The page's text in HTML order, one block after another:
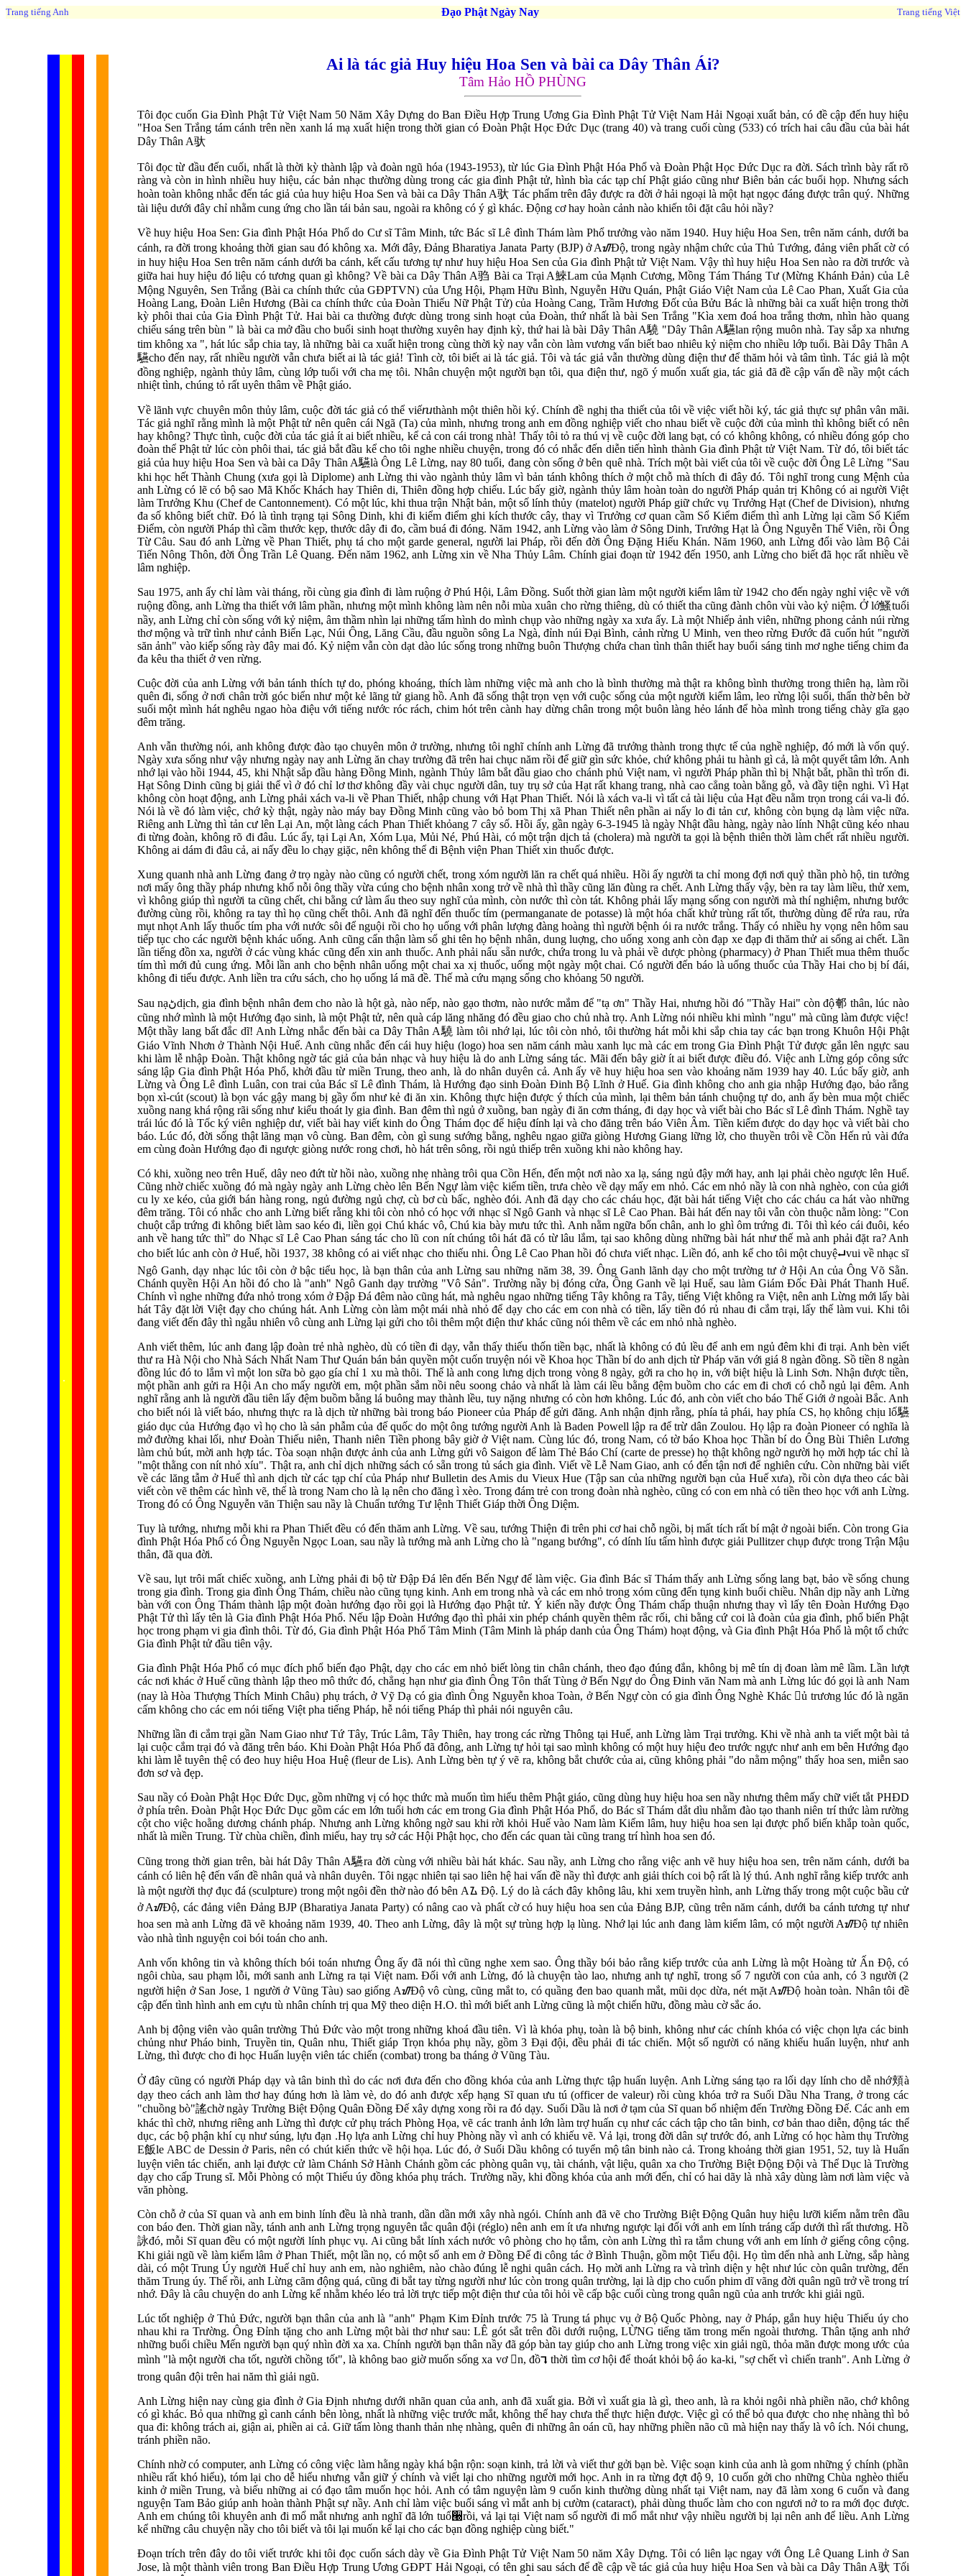
Trang tiếng Anh Đạo Phật Ngày Nay Trang tiếng Việt
.
Ai là tác giả Huy hiệu Hoa Sen và bài ca Dây Thân Ái?
Tâm Hảo HỒ PHÙNG
Tôi đọc cuốn Gia Đình Phật Tử Việt Nam 50 Năm Xây Dựng do Ban Điều Hợp Trung Ương Gia Đình Phật Tử Việt Nam Hải Ngoại xuất bản, có đề cập đến huy hiệu
"Hoa Sen Trắng tám cánh trên nền xanh lá mạ xuất hiện trong thời gian có Đoàn Phật Học Đức Dục (trang 40) và trang cuối cùng (533) có trích hai câu đầu của bài hát
Dây Thân A驮
Tôi đọc từ đầu đến cuối, nhất là thời kỳ thành lập và đoàn ngũ hóa (1943-1953), từ lúc Gia Đình Phật Hóa Phổ và Đoàn Phật Học Đức Dục ra đời. Sách trình bày rất rõ
ràng và còn in hình nhiều huy hiệu, các bản nhạc thường dùng trong các gia đình Phật tử, hình bìa các tạp chí Phật giáo cũng như Biên bản các buổi họp. Nhưng sách
hoàn toàn không nhắc đến tác giả của huy hiệu Hoa Sen và bài ca Dây Thân A驮 Tác phẩm trên đây được ra đời ở hải ngoại là một hạt ngọc đáng được trân quý. Những
tài liệu dưới đây chỉ nhằm cung ứng cho lần tái bản sau, ngoài ra không có ý gì khác. Động cơ hay hoàn cảnh nào khiến tôi đặt câu hỏi nầy?
Về huy hiệu Hoa Sen: Gia đình Phật Hóa Phổ do Cư sĩ Tâm Minh, tức Bác sĩ Lê đình Thám làm Phổ trưởng vào năm 1940. Huy hiệu Hoa Sen, trên năm cánh, dưới ba
cánh, ra đời trong khoảng thời gian sau đó không xa. Mới đây, Đảng Bharatiya Janata Party (BJP) ở AᮠĐộ, trong ngày nhậm chức của Thủ Tướng, đảng viên phất cờ có
in huy hiệu Hoa Sen trên năm cánh dưới ba cánh, kết cấu tương tự như huy hiệu Hoa Sen của Gia đình Phật tử Việt Nam. Vậy thì huy hiệu Hoa Sen nào ra đời trước và
giữa hai huy hiệu đó liệu có tương quan gì không? Về bài ca Dây Thân A驺 Bài ca Trại A鯠Lam của Mạnh Cương, Mồng Tám Tháng Tư (Mừng Khánh Đản) của Lê
Mộng Nguyên, Sen Trắng (Bài ca chính thức của GĐPTVN) của Ưng Hội, Phạm Hữu Bình, Nguyễn Hữu Quán, Phật Giáo Việt Nam của Lê Cao Phan, Xuất Gia của
Hoàng Lang, Đoàn Liên Hương (Bài ca chính thức của Đoàn Thiếu Nữ Phật Tử) của Hoàng Cang, Trầm Hương Đốt của Bửu Bác là những bài ca xuất hiện trong thời
kỳ phôi thai của Gia Đình Phật Tử. Hai bài ca thường được dùng trong sinh hoạt của Đoàn, thứ nhất là bài Sen Trắng "Kìa xem đoá hoa trắng thơm, nhìn hào quang
chiếu sáng trên bùn " là bài ca mở đầu cho buổi sinh hoạt thường xuyên hay định kỳ, thứ hai là bài Dây Thân A驍 "Dây Thân A驠lan rộng muôn nhà. Tay sắp xa nhưng
tim không xa ", hát lúc sắp chia tay, là những bài ca xuất hiện trong cùng thời kỳ nay vẫn còn làm vương vấn biết bao nhiêu kỷ niệm cho nhiều lớp tuổi. Bài Dây Thân A
驠cho đến nay, rất nhiều người vẫn chưa biết ai là tác giả! Tình cờ, tôi biết ai là tác giả. Tôi và tác giả vẫn thường dùng điện thư để thăm hỏi và tâm tình. Tác giả là một
đồng nghiệp, ngành thủy lâm, cùng lớp tuổi với cha mẹ tôi. Nhân chuyện một người bạn tôi, qua điện thư, ngõ ý muốn xuất gia, tác giả đã đề cập vấn đề nầy một cách
nhiệt tình, chúng tỏ rất uyên thâm về Phật giáo.
Về lãnh vực chuyên môn thủy lâm, cuộc đời tác giả có thể viếⴠthành một thiên hồi ký. Chính đề nghị tha thiết của tôi về việc viết hồi ký, tác giả thực sự phân vân mãi.
Tác giả nghĩ rằng mình là một Phật tử nên quên cái Ngã (Ta) của mình, nhưng trong anh em đồng nghiệp viết cho nhau biết về cuộc đời của mình thì không biết có nên
hay không? Thực tình, cuộc đời của tác giả ít ai biết nhiều, kể cả con cái trong nhà! Thấy tôi tỏ ra thú vị về cuộc đời lang bạt, có có không không, có nhiều đóng góp cho
đoàn thể Phật tử lúc còn phôi thai, tác giả bắt đầu kể cho tôi nghe nhiều chuyện, trong đó có nhắc đến diễn tiến hình thành Gia đình Phật tử Việt Nam. Từ đó, tôi biết tác
giả của huy hiệu Hoa Sen và bài ca Dây Thân A驠là Ông Lê Lừng, nay 80 tuổi, đang còn sống ở bên quê nhà. Trích một bài viết của tôi về cuộc đời Ông Lê Lừng "Sau
khi học hết Thành Chung (xưa gọi là Diplome) anh Lừng thi vào ngành thủy lâm vì bản tánh không thích ở một chỗ mà thích đi đây đó. Tôi nghĩ trong cung Mệnh của
anh Lừng có lẽ có bộ sao Mã Khốc Khách hay Thiên di, Thiên đồng hợp chiếu. Lúc bấy giờ, ngành thủy lâm hoàn toàn do người Pháp quản trị Không có ai người Việt
làm Trưởng Khu (Chef de Cantonnement). Có một lúc, khi thua trận Nhật bản, một số lính thủy (matelot) người Pháp giữ chức vụ Trưởng Hạt (Chef de Division), nhưng
đa số không biết chữ. Đó là tình trạng tại Sông Dinh, khi đi kiểm điểm ghi kích thước cây, thay vì Trưởng cơ quan cầm Sổ Kiểm điểm thì anh Lừng lại cầm Sổ Kiểm
Điểm, còn người Pháp thì cầm thước kẹp, thước dây đi đo, cầm buá đi đóng. Năm 1942, anh Lừng vào làm ở Sông Dinh, Trưởng Hạt là Ông Nguyễn Thế Viên, rồi Ông
Từ Câu. Sau đó anh Lừng về Phan Thiết, phụ tá cho một garde general, người lai Pháp, rồi đến đời Ông Đặng Hiếu Khán. Năm 1960, anh Lừng đổi vào làm Bộ Cải
Tiến Nông Thôn, đời Ông Trần Lê Quang. Đến năm 1962, anh Lừng xin về Nha Thủy Lâm. Chính giai đoạn từ 1942 đến 1950, anh Lừng cho biết đã học rất nhiều về
lâm nghiệp.
Sau 1975, anh ấy chỉ làm vài tháng, rồi cùng gia đình đi làm ruộng ở Phú Hội, Lâm Đồng. Suốt thời gian làm một người kiểm lâm từ 1942 cho đến ngày nghỉ việc về với
ruộng đồng, anh Lừng tha thiết với lâm phần, nhưng một mình không làm nên nỗi mùa xuân cho rừng thiêng, dù có thiết tha cũng đành chôn vùi vào kỷ niệm. Ở lớ鰠tuổi
nầy, anh Lừng chỉ còn sống với kỷ niệm, âm thầm nhìn lại những tấm hình do mình chụp vào những ngày xa xưa ấy. Là một Nhiếp ảnh viên, những phong cảnh núi rừng
thơ mộng và trữ tình như cảnh Biển Lạc, Núi Ông, Lăng Cầu, đầu nguồn sông La Ngà, đỉnh núi Đại Bình, cảnh rừng U Minh, ven theo rừng Đước đã cuốn hút "người
săn ảnh" vào kiếp sống rày đây mai đó. Kỷ niệm vẫn còn dạt dào lúc sống trong những buôn Thượng chứa chan tình thân thiết hay buổi sáng tinh mơ nghe tiếng chim đa
đa kêu tha thiết ở ven rừng.
Cuộc đời của anh Lừng với bản tánh thích tự do, phóng khoáng, thích làm những việc mà anh cho là bình thường mà thật ra không bình thường trong thiên hạ, làm rồi
quên đi, sống ở nơi chân trời góc biển như một kẻ lãng tử giang hồ. Anh đã sống thật trọn vẹn với cuộc sống của một người kiểm lâm, leo rừng lội suối, thẩn thờ bên bờ
suối một mình hát nghêu ngao hòa điệu với tiếng nước róc rách, chim hót trên cành hay dừng chân trong một buôn làng hẻo lánh để hòa mình trong tiếng chày gĩa gạo
đêm trăng.
Anh vẫn thường nói, anh không được đào tạo chuyên môn ở trường, nhưng tôi nghĩ chính anh Lừng đã trưởng thành trong thực tế của nghề nghiệp, đó mới là vốn quý.
Ngày xưa sống như vậy nhưng ngày nay anh Lừng ăn chay trường đã trên hai chục năm rồi để giữ gìn sức khỏe, chứ không phải tu hành gì cả, là một quyết tâm lớn. Anh
nhớ lại vào hồi 1944, 45, khi Nhật sắp đầu hàng Đồng Minh, ngành Thủy lâm bắt đầu giao cho chánh phủ Việt nam, vì người Pháp phần thì bị Nhật bắt, phần thì trốn đi.
Hạt Sông Dinh cũng bị giải thể vì ở đó chỉ lơ thơ không đầy vài chục người dân, tuy trụ sở của Hạt rất khang trang, nhà cao cẳng toàn bằng gỗ, và đầy tiện nghi. Vì Hạt
không còn hoạt động, anh Lừng phải xách va-li về Phan Thiết, nhập chung với Hạt Phan Thiết. Nói là xách va-li vì tất cả tài liệu của Hạt đều nằm trọn trong cái va-li đó.
Nói là về đó làm việc, chớ kỳ thật, ngày nào máy bay Đồng Minh cũng vào bỏ bom Thị xã Phan Thiết nên phần ai nấy lo đi tản cư, không còn bụng dạ làm việc nữa.
Riêng anh Lừng thì tản cư lên Lại An, một làng cách Phan Thiết khỏang 7 cây số. Hồi ấy, gần ngày 6-3-1945 là ngày Nhật đầu hàng, ngày nào lính Nhật cũng kéo nhau
đi từng đoàn, không rõ đi đâu. Lúc ấy, tại Lại An, Xóm Lụa, Mủi Né, Phú Hài, có một trận dịch tả (cholera) mà người ta gọi là bệnh thiên thời làm chết rất nhiều người.
Không ai dám đi đâu cả, ai nấy đều lo chạy giặc, nên không thể đi Bệnh viện Phan Thiết xin thuốc được.
Xung quanh nhà anh Lừng đang ở trọ ngày nào cũng có người chết, trong xóm người lăn ra chết quá nhiều. Hồi ấy người ta chỉ mong đợi nơi quỷ thần phò hộ, tin tưởng
nơi mấy ông thầy pháp nhưng khổ nỗi ông thầy vừa cúng cho bệnh nhân xong trở về nhà thì thầy cũng lăn đùng ra chết. Anh Lừng thấy vậy, bèn ra tay làm liều, thử xem,
vì không giúp thì người ta cũng chết, chi bằng cứ làm ẩu theo suy nghĩ của mình, còn nước thì còn tát. Không phải lấy mạng sống con người mà thí nghiệm, nhưng bước
đường cùng rồi, không ra tay thì họ cũng chết thôi. Anh đã nghĩ đến thuốc tím (permanganate de potasse) là một hóa chất khử trùng rất tốt, thường dùng để rửa rau, rửa
mụt nhọt Anh lấy thuốc tím pha với nước sôi để nguội rồi cho họ uống với phân lượng đàng hoàng thì người bệnh ói ra nước trắng. Thấy có nhiều hy vọng nên hôm sau
tiếp tục cho các người bệnh khác uống. Anh cũng cẩn thận làm sổ ghi tên họ bệnh nhân, dung luợng, cho uống xong anh còn đạp xe đạp đi thăm thử ai sống ai chết. Lần
lần tiếng đồn xa, người ở các vùng khác cũng đến xin anh thuốc. Anh phải nấu sẵn nước, chứa trong lu và phải về dược phòng (pharmacy) ở Phan Thiết mua thêm thuốc
tím thì mới đủ cung ứng. Mỗi lần anh cho bệnh nhân uống một chai xa xị thuốc, uống một ngày một chai. Có người đến báo là uống thuốc của Thầy Hai cho bị bí đái,
không đi tiểu được. Anh liền tra cứu sách, cho họ uống lá mã đề. Thế mà cứu mạng sống cho khỏang 50 người.
Sau nạﮠdịch, gia đình bệnh nhân đem cho nào là hột gà, nào nếp, nào gạo thơm, nào nước mắm để "tạ ơn" Thầy Hai, nhưng hồi đó "Thầy Hai" còn độ䣍 thân, lúc nào
cũng nhớ mình là một Hướng đạo sinh, là một Phật tử, nên quà cáp lăng nhăng đó đều giao cho chủ nhà trọ. Anh Lừng nói nhiều khi mình "ngu" mà cũng làm được việc!
Một thầy lang bất đắc dĩ! Anh Lừng nhắc đến bài ca Dây Thân A驍làm tôi nhớ lại, lúc tôi còn nhỏ, tôi thường hát mỗi khi sắp chia tay các bạn trong Khuôn Hội Phật
Giáo Vĩnh Nhơn ở Thành Nội Huế. Anh cũng nhắc đến cái huy hiệu (logo) hoa sen năm cánh màu xanh lục mà các em trong Gia Đình Phật Tử được gắn lên ngực sau
khi làm lễ nhập Đoàn. Thật không ngờ tác giả của bản nhạc và huy hiệu là do anh Lừng sáng tác. Mãi đến bây giờ ít ai biết được điều đó. Việc anh Lừng góp công sức
sáng lập Gia đình Phật Hóa Phổ, khởi đầu từ miền Trung, theo anh, là do nhân duyên cả. Anh ấy vẽ huy hiệu hoa sen vào khoảng năm 1939 hay 40. Lúc bấy giờ, anh
Lừng và Ông Lê đình Luân, con trai của Bác sĩ Lê đình Thám, là Hướng đạo sinh Đoàn Đinh Bộ Lĩnh ở Huế. Gia đình không cho anh gia nhập Hướng đạo, bảo rằng
bọn xì-cút (scout) là bọn vác gậy mang bị gầy ốm như kẻ đi ăn xin. Không thực hiện được ý thích của mình, lại thêm bản tánh chuộng tự do, anh ấy bèn mua một chiếc
xuồng nang khá rộng rãi sống như kiểu thoát ly gia đình. Ban đêm thì ngủ ở xuồng, ban ngày đi ăn cơm tháng, đi dạy học và viết bài cho Bác sĩ Lê đình Thám. Nghề tay
trái lúc đó là Tốc ký viên nghiệp dư, viết bài hay viết kinh do Ông Thám đọc để hiệu đính lại và cho đăng trên báo Viên Âm. Tiền kiếm được do dạy học và viết bài cho
báo. Lúc đó, đời sống thật lãng mạn vô cùng. Ban đêm, còn gì sung sướng bằng, nghêu ngao giữa giòng Hương Giang lững lờ, cho thuyền trôi về Cồn Hến rủ vài đứa
em cùng đoàn Hướng đạo đi ngược giòng nước rong chơi, hò hát trên sông, rồi ngủ thiếp trên xuồng khi nào không hay.
Có khi, xuồng neo trên Huế, dây neo đứt từ hồi nào, xuồng nhẹ nhàng trôi qua Cồn Hến, đến một nơi nào xa lạ, sáng ngủ đậy mới hay, anh lại phải chèo ngược lên Huế.
Cũng nhờ chiếc xuồng đó mà ngày ngày anh Lừng chèo lên Bến Ngự làm việc kiếm tiền, trưa chèo về dạy mấy em nhỏ. Các em nhỏ nầy là con nhà nghèo, con của giới
cu ly xe kéo, của giới bán hàng rong, ngủ đường ngủ chợ, cù bơ cù bấc, nghèo đói. Anh đã dạy cho các cháu học, đặt bài hát tiếng Việt cho các cháu ca hát vào những
đêm trăng. Tôi có nhắc cho anh Lừng biết rằng khi tôi còn nhỏ có học với nhạc sĩ Ngô Ganh và nhạc sĩ Lê Cao Phan. Bài hát đến nay tôi vẫn còn thuộc nằm lòng: "Con
chuột cắp trứng đi không biết làm sao kéo đi, liền gọi Chú khác vô, Chú kia bày mưu tức thì. Anh nằm ngữa bốn chân, anh lo ghì ôm trứng đi. Tôi thì kéo cái đuôi, kéo
anh về hang tức thì" do Nhạc sĩ Lê Cao Phan sáng tác cho lũ con nít chúng tôi hát đã có từ lâu lắm, tại sao không dùng những bài hát như thế mà anh phải đặt ra? Anh
cho biết lúc anh còn ở Huế, hồi 1937, 38 không có ai viết nhạc cho thiếu nhi. Ông Lê Cao Phan hồi đó chưa viết nhạc. Liền đó, anh kể cho tôi một chuyệ⮠vui về nhạc sĩ
Ngô Ganh, dạy nhạc lúc tôi còn ở bậc tiểu học, là bạn thân của anh Lừng sau những năm 38, 39. Ông Ganh lãnh dạy cho một trường tư ở Hội An của Ông Võ Sằn.
Chánh quyền Hội An hồi đó cho là "anh" Ngô Ganh dạy trường "Vô Sản". Trường nầy bị đóng cửa, Ông Ganh về lại Huế, sau làm Giám Đốc Đài Phát Thanh Huế.
Chính vì nghe những đứa nhỏ trong xóm ở Đập Đá đêm nào cũng hát, mà nghêu ngao những tiếng Tây không ra Tây, tiếng Việt không ra Việt, nên anh Lừng mới lấy bài
hát Tây đặt lời Việt đạy cho chúng hát. Anh Lừng còn làm một mái nhà nhỏ để dạy cho các em con nhà có tiền, lấy tiền đó rủ nhau đi cắm trại, lấy thế làm vui. Khi tôi
đang viết đến đây thì ngẫu nhiên vô cùng anh Lừng lại gửi cho tôi thêm một điện thư khác cũng nói thêm về các em nhỏ nhà nghèo.
Anh viết thêm, lúc anh đang lập đoàn trẻ nhà nghèo, dù có tiền đi dạy, vẫn thấy thiếu thốn tiền bạc, nhất là không có đủ lều để anh em ngủ đêm khi đi trại. Anh bèn viết
thư ra Hà Nội cho Nhà Sách Nhất Nam Thư Quán bán bản quyền một cuốn truyện nói về Khoa học Thần bí do anh dịch từ Pháp văn với giá 8 ngàn đồng. Sồ tiền 8 ngàn
đồng lúc đó to lắm vì một lon sữa bò gạo gía chỉ 1 xu mà thôi. Thế là anh cong lưng dịch trong vòng 8 ngày, gởi ra cho họ in, với biệt hiệu là Linh Sơn. Nhận được tiền,
một phần anh gửi ra Hội An cho mấy người em, một phần sắm nồi nêu soong chảo và nhất là làm cái lều bằng đệm buồm cho các em đi chơi có chỗ ngủ lại đêm. Anh
nghĩ rằng anh là người đầu tiên lấy đệm buồm bằng lá buông may thành lều, tuy nặng nhưng có còn hơn không. Lúc đó, anh còn viết cho báo Thế Giới ở ngoài Bắc. Anh
cho biết nói là viết báo, nhưng thực ra là dịch từ những bài trong báo Pioneer của Pháp để gửi đăng. Anh nhận định rằng, phía tả phái, hay phía CS, họ không chịu lố驠
giáo dục của Hướng đạo vì họ cho là sản phẫm của đế quốc do một ông tướng người Anh là Baden Powell lập ra để trừ dân Zoulou. Họ lập ra đoàn Pioneer có nghĩa là
mở đường khai lối, như Đoàn Thiếu niên, Thanh niên Tiền phong bây giờ ở Việt nam. Cùng lúc đó, trong Nam, có tờ báo Khoa học Thần bí do Ông Bùi Thiên Lương
làm chủ bút, mời anh hợp tác. Tòa soạn nhận được ảnh của anh Lừng gửi vô Saigon để làm Thẻ Báo Chí (carte de presse) họ thật không ngờ người họ mời hợp tác chỉ là
"một thằng con nít nhỏ xíu". Thật ra, anh chỉ dịch những sách có sẵn trong tủ sách gia đình. Viết về Lễ Nam Giao, anh có đến tận nơi để nghiên cứu. Còn những bài viết
về các lăng tẫm ở Huế thì anh dịch từ các tạp chí của Pháp như Bulletin des Amis du Vieux Hue (Tập san của những người bạn của Huế xưa), rồi còn dựa theo các bài
viết còn vẽ thêm các hình vẽ, thế là trong Nam cho là lạ nên cho đăng ì xèo. Trong đám trẻ con trong đoàn nhà nghèo, cũng có con em nhà có tiền theo học với anh Lừng.
Trong đó có Ông Nguyễn văn Thiện sau nầy là Chuẩn tướng Tư lệnh Thiết Giáp thời Ông Diệm.
Tuy là tướng, nhưng mỗi khi ra Phan Thiết đều có đến thăm anh Lừng. Về sau, tướng Thiện đi trên phi cơ hai chỗ ngồi, bị mất tích rất bí mật ở ngoài biển. Còn trong Gia
đình Phật Hóa Phổ có Ông Nguyễn Ngọc Loan, sau nầy là tướng mà anh Lừng cho là "ngang bướng", có dính líu tấm hình được giải Pullitzer chụp được trong Trận Mậu
thân, đã qua đời.
Về sau, lụt trôi mất chiếc xuồng, anh Lừng phải đi bộ từ Đập Đá lên đến Bến Ngự để làm việc. Gia đình Bác sĩ Thám thấy anh Lừng sống lang bạt, bảo về sống chung
trong gia đình. Trong gia đình Ông Thám, chiều nào cũng tụng kinh. Anh em trong nhà và các em nhỏ trong xóm cũng đến tụng kinh buổi chiều. Nhân dịp nầy anh Lừng
bàn với con Ông Thám thành lập một đoàn hướng đạo rồi gọi là Hướng đạo Phật tử. Ý kiến nầy được Ông Thám chấp thuận nhưng thay vì lấy tên Đoàn Hướng Đạo
Phật Tử thì lấy tên là Gia đình Phật Hóa Phổ. Nếu lập Đoàn Hướng đạo thì phải xin phép chánh quyền thêm rắc rối, chi bằng cứ coi là đoàn của gia đình, phổ biến Phật
học trong phạm vi gia đình thôi. Từ đó, Gia đình Phật Hóa Phổ Tâm Minh (Tâm Minh là pháp danh của Ông Thám) hoạt động, và Gia đình Phật Hóa Phổ là một tổ chức
Gia đình Phật tử đầu tiên vậy.
Gia đình Phật Hóa Phổ có mục đích phổ biến đạo Phật, dạy cho các em nhỏ biết lòng tin chân chánh, theo đạo đúng đắn, không bị mê tín dị đoan làm mê lầm. Lần lượt
các nơi khác ở Huế cũng thành lập theo mô thức đó, chẳng hạn như gia đình Ông Tôn thất Tùng ở Bến Ngự do Ông Đinh văn Nam mà anh Lừng lúc đó gọi là anh Nam
(nay là Hòa Thượng Thích Minh Châu) phụ trách, ở Vỹ Dạ có gia đình Ông Nguyễn khoa Toàn, ở Bến Ngự còn có gia đình Ông Nghè Khác ủ trương lúc đó là ngăn
cấm không cho các em nói tiếng Việt pha tiếng Pháp, hễ nói tiếng Pháp thì phải nói nguyên câu.
Những lần đi cắm trại gần Nam Giao như Tứ Tây, Trúc Lâm, Tây Thiên, hay trong các rừng Thông tại Huế, anh Lừng làm Trại trưởng. Khi về nhà anh ta viết một bài tả
lại cuộc cắm trại đó và đăng trên báo. Khi Đoàn Phật Hóa Phổ đã đông, anh Lừng tự hỏi tại sao mình không có một huy hiệu đeo trước ngực như anh em bên Hướng đạo
khi làm lễ tuyên thệ có đeo huy hiệu Hoa Huệ (fleur de Lis). Anh Lừng bèn tự ý vẽ ra, không bắt chước của ai, cũng không phải "do nằm mộng" thấy hoa sen, miễn sao
đơn sơ và đẹp.
Sau nầy có Đoàn Phật Học Đức Dục, gồm những vị có học thức mà muốn tìm hiểu thêm Phật giáo, cũng dùng huy hiệu hoa sen nầy nhưng thêm mấy chữ viết tắt PHĐD
ở phía trên. Đoàn Phật Học Đức Dục gồm các em lớn tuổi hơn các em trong Gia đình Phật Hóa Phổ, do Bác sĩ Thám dắt dìu nhằm đào tạo thanh niên trí thức làm rường
cột cho việc hoằng dương chánh pháp. Nhưng anh Lừng không ngờ sau khi rời khỏi Huế vào Nam làm Kiểm lâm, huy hiệu hoa sen lại được phổ biến khắp toàn quốc,
nhất là miền Trung. Từ chùa chiền, đình miếu, hay trụ sở các Hội Phật học, cho đến các quan tài cũng trang trí hình hoa sen đó.
Cũng trong thời gian trên, bài hát Dây Thân A驠ra đời cùng với nhiều bài hát khác. Sau nầy, anh Lừng cho rằng việc anh vẽ huy hiệu hoa sen, trên năm cánh, dưới ba
cánh có liên hệ đến vấn đề nhân quả và nhân duyên. Tôi ngạc nhiên tại sao liên hệ hai vấn đề nầy thì được anh giải thích coi bộ rất là lý thú. Anh nghĩ rằng kiếp trước anh
là một người thợ đục đá (sculpture) trong một ngôi đền thờ nào đó bên Aᮍ Độ. Lý do là cách đây không lâu, khi xem truyền hình, anh Lừng thấy trong một cuộc bầu cử
ở AᮠĐộ, các đảng viên Đảng BJP (Bharatiya Janata Party) có nâng cao và phất cờ có huy hiệu hoa sen của Đảng BJP, cũng trên năm cánh, dưới ba cánh tương tự như
hoa sen mà anh Lừng đã vẽ khoảng năm 1939, 40. Theo anh Lừng, đây là một sự trùng hợp lạ lùng. Nhớ lại lúc anh đang làm kiểm lâm, có một người AᮠĐộ tự nhiên
vào nhà tình nguyện coi bói toán cho anh.
Anh vốn không tin và không thích bói toán nhưng Ông ấy đã nói thì cũng nghe xem sao. Ông thầy bói bảo rằng kiếp trước của anh Lừng là một Hoàng tử Ấn Độ, có
ngôi chùa, sau phạm lỗi, mới sanh anh Lừng ra tại Việt nam. Đối với anh Lừng, đó là chuyện tào lao, nhưng anh tự nghĩ, trong số 7 người con của anh, có 3 người (2
người hiện ở San Jose, 1 người ở Vũng Tàu) sao giống AᮠĐộ vô cùng, cũng mắt to, có quầng đen bao quanh mắt, mũi dọc dừa, nét mặt AᮠĐộ hoàn toàn. Nhân tôi đề
cập đến tình hình anh em cựu tù nhân chính trị qua Mỹ theo diện H.O. thì mới biết anh Lừng cũng là một chiến hữu, đồng màu cờ sắc áo.
Anh bị động viên vào quân trường Thủ Đức vào một trong những khoá đầu tiên. Vì là khóa phụ, toàn là bộ binh, không như các chính khóa có việc chọn lựa các binh
chủng như Pháo binh, Truyền tin, Quân nhu, Thiết giáp Trọn khóa phụ nầy, gồm 3 Đại đội, đều phải đi tác chiến. Một số người có năng khiếu huấn luyện, như anh
Lừng, thì được cho đi học Huấn luyện viên tác chiến (combat) trong ba tháng ở Vũng Tàu.
Ở đây cũng có người Pháp dạy và tân binh thì do các nơi đưa đến cho đồng khóa của anh Lừng thực tập huấn luyện. Anh Lừng sáng tạo ra lối dạy lính cho dễ nhớ頬à
dạy theo cách anh làm thơ hay đúng hơn là làm vè, do đó anh được xếp hạng Sĩ quan ưu tú (officer de valeur) rồi cùng khóa trở ra Suối Dầu Nha Trang, ở trong các
"chuồng bò"謠chờ ngày Trường Biệt Động Quân Đồng Đế xây dựng xong rồi ra đó dạy. Suối Dầu là nơi ở tạm của Sĩ quan bổ nhiệm đến Trường Đồng Đế. Các anh em
khác thì chờ, nhưng riêng anh Lừng thì được cử phụ trách Phòng Họa, vẽ các tranh ảnh lớn làm trợ huấn cụ như các cách tập cho tân binh, cơ bản thao diễn, động tác thể
dục, các bộ phận khí cụ như súng, lựu đạn .Họ lựa anh Lừng chỉ huy Phòng nầy vì anh có khiếu vẽ. Vả lại, trong đời dân sự trước đó, anh Lừng có học hàm thụ Trường
E飯le ABC de Dessin ở Paris, nên có chút kiến thức về hội họa. Lúc đó, ở Suối Dầu không có tuyển mộ tân binh nào cả. Trong khoảng thời gian 1951, 52, tuy là Huấn
luyện viên tác chiến, anh lại được cử làm Chánh Sở Hành Chánh gồm các phòng quân vụ, tài chánh, vật liệu, quân xa cho Trường Biệt Động Đội và Thể Dục là Trường
dạy cho cấp Trung sĩ. Mỗi Phòng có một Thiếu úy đồng khóa phụ trách. Trường nầy, khi đồng khóa của anh mới đến, chỉ có hai dãy là nhà xây dùng làm nơi làm việc và
văn phòng.
Còn chỗ ở của Sĩ quan và anh em binh lính đều là nhà tranh, dần dần mới xây nhà ngói. Chính anh đã vẽ cho Trường Biệt Động Quân huy hiệu lưỡi kiếm nằm trên đầu
con báo đen. Thời gian nầy, tánh anh anh Lừng trọng nguyên tắc quân đội (réglo) nên anh em ít ưa nhưng ngược lại đối với anh em lính tráng cấp dưới thì rất thương. Hồ
詠đó, mỗi Sĩ quan đều có một người lính phục vụ. Ai cũng bắt lính xách nước vô phòng cho họ tắm, còn anh Lừng thì ra tắm chung với anh em lính ở giếng công cộng.
Khi giải ngũ về làm kiểm lâm ở Phan Thiết, một lần nọ, có một số anh em ở Đồng Đế đi công tác ở Bình Thuận, gồm một Tiểu đội. Họ tìm dến nhà anh Lừng, sắp hàng
dài, có một Trung Úy người Huế chỉ huy anh em, nào nghiêm, nào chào đúng lễ nghi quân cách. Họ mời anh Lừng ra và trình diện y hệt như lúc còn quân trường, đến
thăm Trung úy. Thế rồi, anh Lừng cãm động quá, cũng đi bắt tay từng người như lúc còn trong quân trường, lại là dịp cho cuốn phim dĩ vãng đời quân ngũ trở về trong trí
nhớ. Đây là câu chuyện do anh Lừng kể nhằm khéo léo trả lời trực tiếp một điện thư của tôi hỏi về cấp bậc cuối cùng trong quân ngũ của anh trước khi giải ngũ.
Lúc tốt nghiệp ở Thủ Đức, người bạn thân của anh là "anh" Phạm Kim Đỉnh trước 75 là Trung tá phục vụ ở Bộ Quốc Phòng, nay ở Pháp, gắn huy hiệu Thiếu úy cho
nhau khi ra Trường. Ông Đỉnh tặng cho anh Lừng một bài thơ như sau: LÊ gót sắt trên đồi dưới ruộng, LỪNG tiếng tăm trong mến ngoài thương. Thân tặng anh nhớ
những buổi chiều Mến người bạn quý nhìn đời xa xa. Chính người bạn thân nầy đã góp bàn tay giúp cho anh Lừng trong việc xin giải ngũ, thỏa mãn được mong ước của
mình "là một người cha tốt, người chồng tốt", là không bao giờ muốn sống xa vơ n, đồ⮧ thời tìm cơ hội để thoát khỏi bộ áo ka-ki, "sợ chết vì chiến tranh". Anh Lừng ở
trong quân đội trên hai năm thì giải ngũ.
Anh Lừng hiện nay cùng gia đình ở Gia Định nhưng dưới nhãn quan của anh, anh đã xuất gia. Bởi vì xuất gia là gì, theo anh, là ra khỏi ngôi nhà phiền não, chớ không
có gì khác. Bỏ qua những gì canh cánh bên lòng, nhất là những việc trước mắt, không thể hay chưa thể thực hiện được. Việc gì có thể bỏ qua được cho nhẹ nhàng thì bỏ
qua đi: không trách ai, giận ai, phiền ai cả. Giữ tấm lòng thanh thản nhẹ nhàng, quên đi những ân oán cũ, hay những phiền não cũ mà hiện nay thấy là vô ích. Nói chung,
tránh phiền não.
Chính nhờ có computer, anh Lừng có công việc làm hằng ngày khá bận rộn: soạn kinh, trả lời và viết thư gởi bạn bè. Việc soạn kinh của anh là gom những ý chính (phần
nhiều rất khó hiểu), tóm lại cho dễ hiểu nhưng vẫn giữ ý chính và viết lại cho những người mới học. Anh in ra từng đợt độ 9, 10 cuốn gởi cho những Chùa nghèo thiếu
kinh ở miền Trung, và biếu những ai có đạo tâm muốn học hỏi. Anh có tâm nguyện làm 9 cuốn kinh thường dùng nhất tại Việt nam, nay đã làm xong 6 cuốn và đang
nguyện Tam Bảo giúp anh hoàn thành Phật sự nầy. Anh chỉ làm việc buổi sáng vì mắt anh bị cườm (cataract), phải dùng thuốc làm cho con ngươi nở to ra mới đọc được.
Anh em chúng tôi khuyên anh đi mổ mắt nhưng anh nghĩ đã lớn tuổ੠rồi, vả lại tại Việt nam số người đi mổ mắt như vậy nhiều người bị lại nên anh để liều. Anh Lừng
kể những câu chuyện nầy cho tôi biết và tôi lại muốn kể lại cho các bạn đồng nghiệp cùng biết."
Đoạn trích trên đây do tôi viết trước khi tôi đọc cuốn sách dày về Gia Đình Phật Tử Việt Nam 50 năm Xây Dựng. Tôi có liên lạc ngay với Ông Lê Quang Linh ở San
Jose, là một thành viên trong Ban Điều Hợp Trung Ương GĐPT Hải Ngoại, có tên ghi sau sách để đề cập về tác giả của huy hiệu Hoa Sen và bài ca Dây Thân A驮 Tối